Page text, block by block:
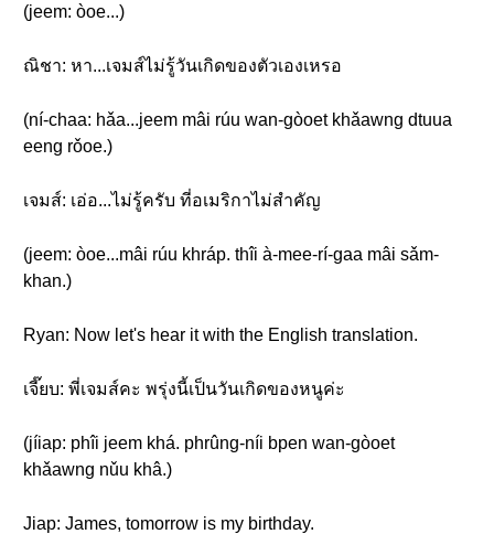
(jeem: òoe...)
ณิชา: หา...เจมส์ไม่รู้วันเกิดของตัวเองเหรอ
(ní-chaa: hǎa...jeem mâi rúu wan-gòoet khǎawng dtuua
eeng rǒoe.)
เจมส์: เอ่อ...ไม่รู้ครับ ที่อเมริกาไม่สำคัญ
(jeem: òoe...mâi rúu khráp. thîi à-mee-rí-gaa mâi sǎm-
khan.)
Ryan: Now let's hear it with the English translation.
เจี๊ยบ: พี่เจมส์คะ พรุ่งนี้เป็นวันเกิดของหนูค่ะ
(jíiap: phîi jeem khá. phrûng-níi bpen wan-gòoet
khǎawng nǔu khâ.)
Jiap: James, tomorrow is my birthday.